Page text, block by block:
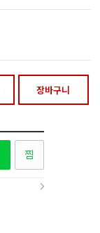
장바구니